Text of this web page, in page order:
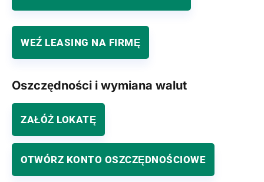
WEŹ LEASING NA FIRMĘ
Oszczędności i wymiana walut
ZAŁÓŻ LOKATĘ
OTWÓRZ KONTO OSZCZĘDNOŚCIOWE